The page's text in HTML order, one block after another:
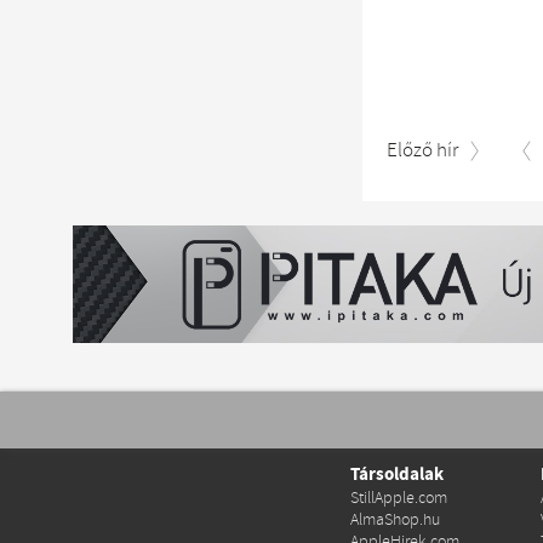
Előző hír
Társoldalak
StillApple.com
AlmaShop.hu